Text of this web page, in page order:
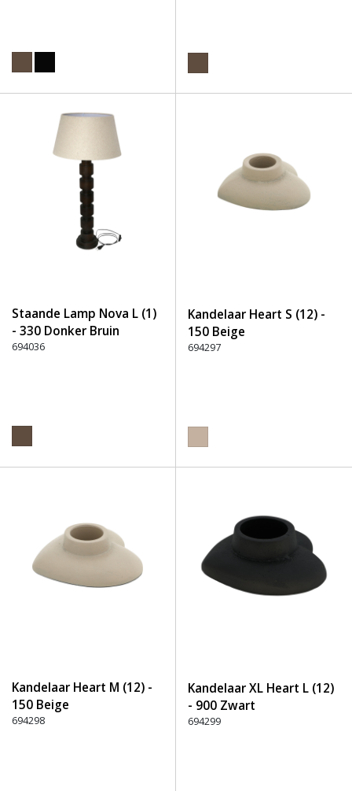
Staande Lamp Nova L (1)
- 330 Donker Bruin
694036
Kandelaar Heart S (12) -
150 Beige
694297
Kandelaar Heart M (12) -
150 Beige
694298
Kandelaar XL Heart L (12)
- 900 Zwart
694299